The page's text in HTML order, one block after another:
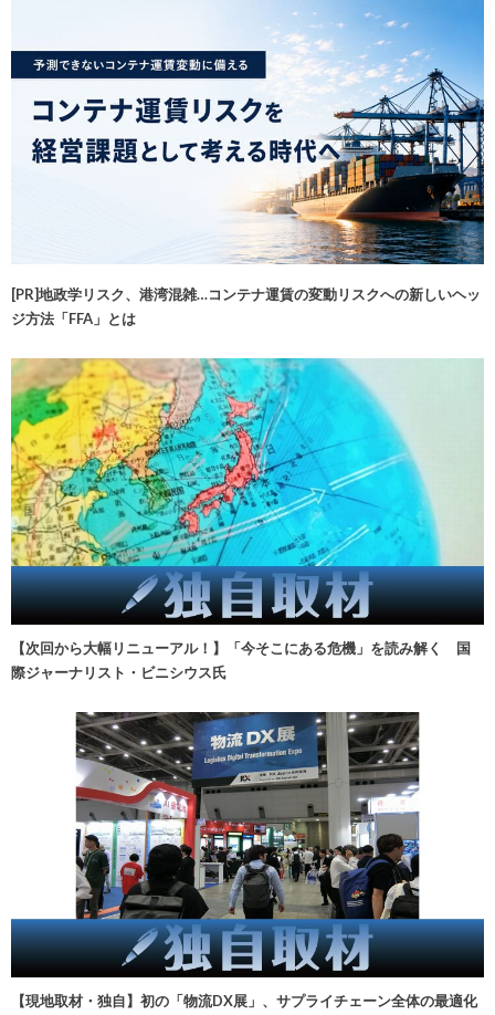
[PR]地政学リスク、港湾混雑…コンテナ運賃の変動リスクへの新しいヘッ
ジ方法「FFA」とは
【次回から大幅リニューアル！】「今そこにある危機」を読み解く 国
際ジャーナリスト・ビニシウス氏
【現地取材・独自】初の「物流DX展」、サプライチェーン全体の最適化